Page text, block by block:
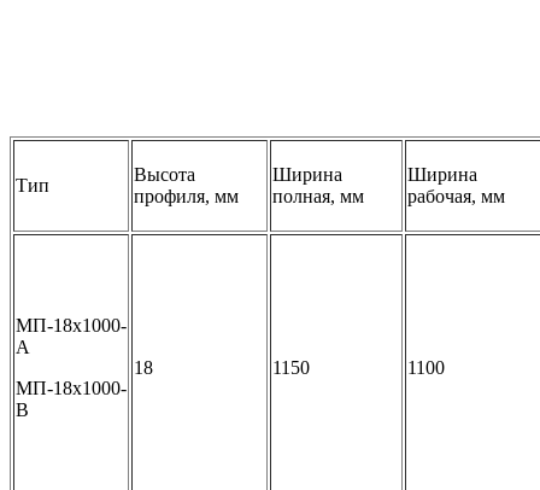
Тип
Высота
профиля, мм
Ширина
полная, мм
Ширина
рабочая, мм
МП-18х1000-
А
МП-18х1000-
В
18 1150 1100